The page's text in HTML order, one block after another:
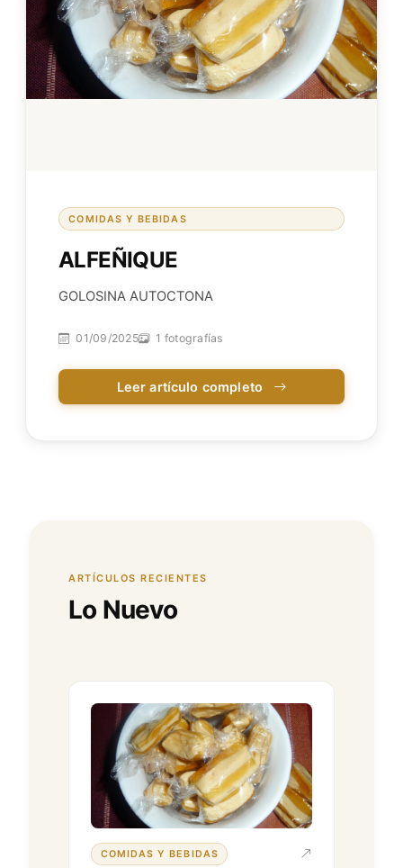
COMIDAS Y BEBIDAS
ALFEÑIQUE
GOLOSINA AUTOCTONA
01/09/2025 1 fotografías
Leer artículo completo
ARTÍCULOS RECIENTES
Lo Nuevo
COMIDAS Y BEBIDAS